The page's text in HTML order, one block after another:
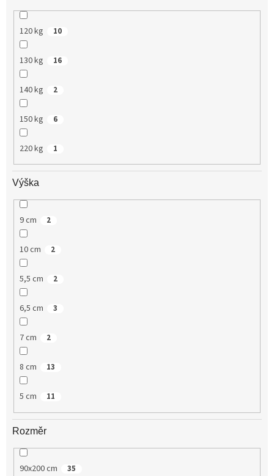
120 kg 10
130 kg 16
140 kg 2
150 kg 6
220 kg 1
Výška
9 cm 2
10 cm 2
5,5 cm 2
6,5 cm 3
7 cm 2
8 cm 13
5 cm 11
Rozměr
90x200 cm 35